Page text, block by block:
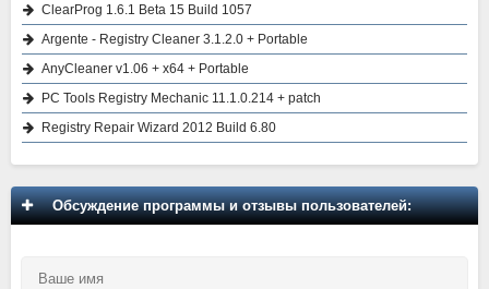
ClearProg 1.6.1 Beta 15 Build 1057
Argente - Registry Cleaner 3.1.2.0 + Portable
AnyCleaner v1.06 + x64 + Portable
PC Tools Registry Mechanic 11.1.0.214 + patch
Registry Repair Wizard 2012 Build 6.80
Обсуждение программы и отзывы пользователей: